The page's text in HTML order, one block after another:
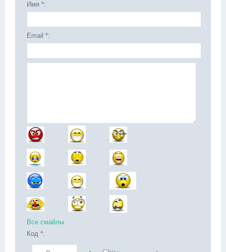
Имя *:
Email *:
Все смайлы
Код *: